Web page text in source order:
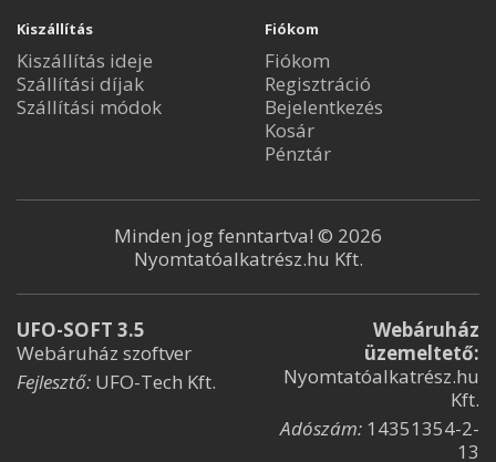
Kiszállítás
Kiszállítás ideje
Szállítási díjak
Szállítási módok
Fiókom
Fiókom
Regisztráció
Bejelentkezés
Kosár
Pénztár
Minden jog fenntartva! © 2026
Nyomtatóalkatrész.hu Kft.
UFO-SOFT 3.5
Webáruház szoftver
Fejlesztő: UFO-Tech Kft.
Webáruház
üzemeltető:
Nyomtatóalkatrész.hu
Kft.
Adószám: 14351354-2-
13